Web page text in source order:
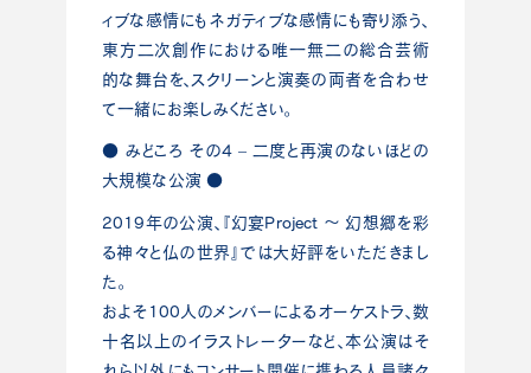
ィブな感情にもネガティブな感情にも寄り添う、
東方二次創作における唯一無二の総合芸術
的な舞台を、スクリーンと演奏の両者を合わせ
て一緒にお楽しみください。
● みどころ その4 – 二度と再演のないほどの
大規模な公演 ●
2019年の公演、『幻宴Project ～ 幻想郷を彩
る神々と仏の世界』では大好評をいただきまし
た。
およそ100人のメンバーによるオーケストラ、数
十名以上のイラストレーターなど、本公演はそ